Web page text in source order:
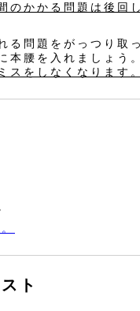
のかかる問題は後回
問題をがっつり取
本腰を入れましょう
スをしなくなります。
ト